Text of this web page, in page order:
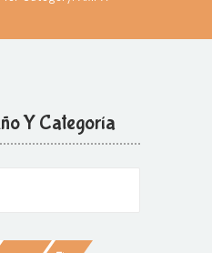
Y Categoría